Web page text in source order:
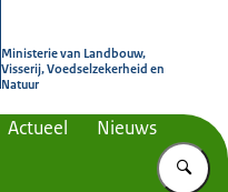
Ministerie van Landbouw,
Visserij, Voedselzekerheid en
Natuur
Actueel Nieuws